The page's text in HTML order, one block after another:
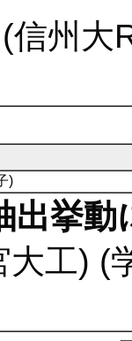
(信州大
)
出挙
大工) (